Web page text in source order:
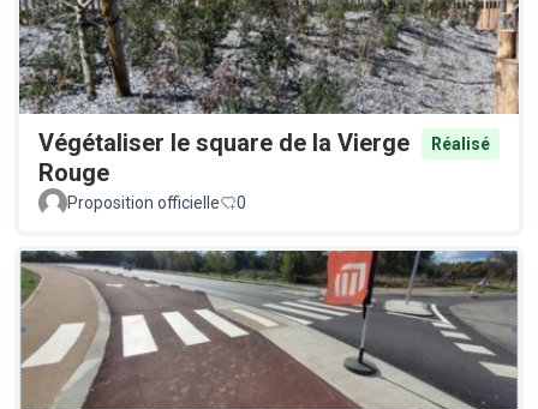
Végétaliser le square de la Vierge
Rouge
Réalisé
Proposition officielle 0